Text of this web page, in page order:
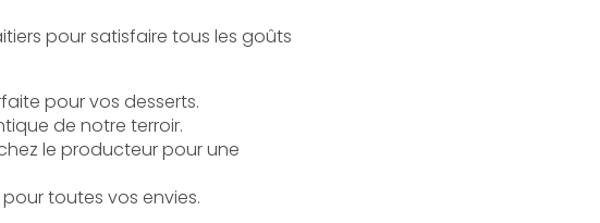
pour satisfaire tous les goûts
pour vos desserts.
de notre terroir.
le producteur pour une
toutes vos envies.